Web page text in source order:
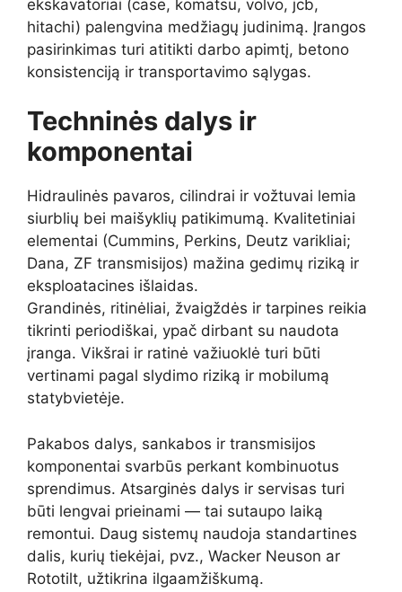
ekskavatoriai (case, komatsu, volvo, jcb,
hitachi) palengvina medžiagų judinimą. Įrangos
pasirinkimas turi atitikti darbo apimtį, betono
konsistenciją ir transportavimo sąlygas.
Techninės dalys ir
komponentai
Hidraulinės pavaros, cilindrai ir vožtuvai lemia
siurblių bei maišyklių patikimumą. Kvalitetiniai
elementai (Cummins, Perkins, Deutz varikliai;
Dana, ZF transmisijos) mažina gedimų riziką ir
eksploatacines išlaidas.
Grandinės, ritinėliai, žvaigždės ir tarpines reikia
tikrinti periodiškai, ypač dirbant su naudota
įranga. Vikšrai ir ratinė važiuoklė turi būti
vertinami pagal slydimo riziką ir mobilumą
statybvietėje.
Pakabos dalys, sankabos ir transmisijos
komponentai svarbūs perkant kombinuotus
sprendimus. Atsarginės dalys ir servisas turi
būti lengvai prieinami — tai sutaupo laiką
remontui. Daug sistemų naudoja standartines
dalis, kurių tiekėjai, pvz., Wacker Neuson ar
Rototilt, užtikrina ilgaamžiškumą.